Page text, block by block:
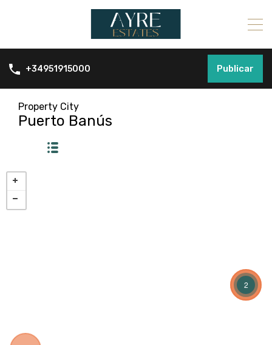
+34951915000 Publicar
Property City
Puerto Banús
2